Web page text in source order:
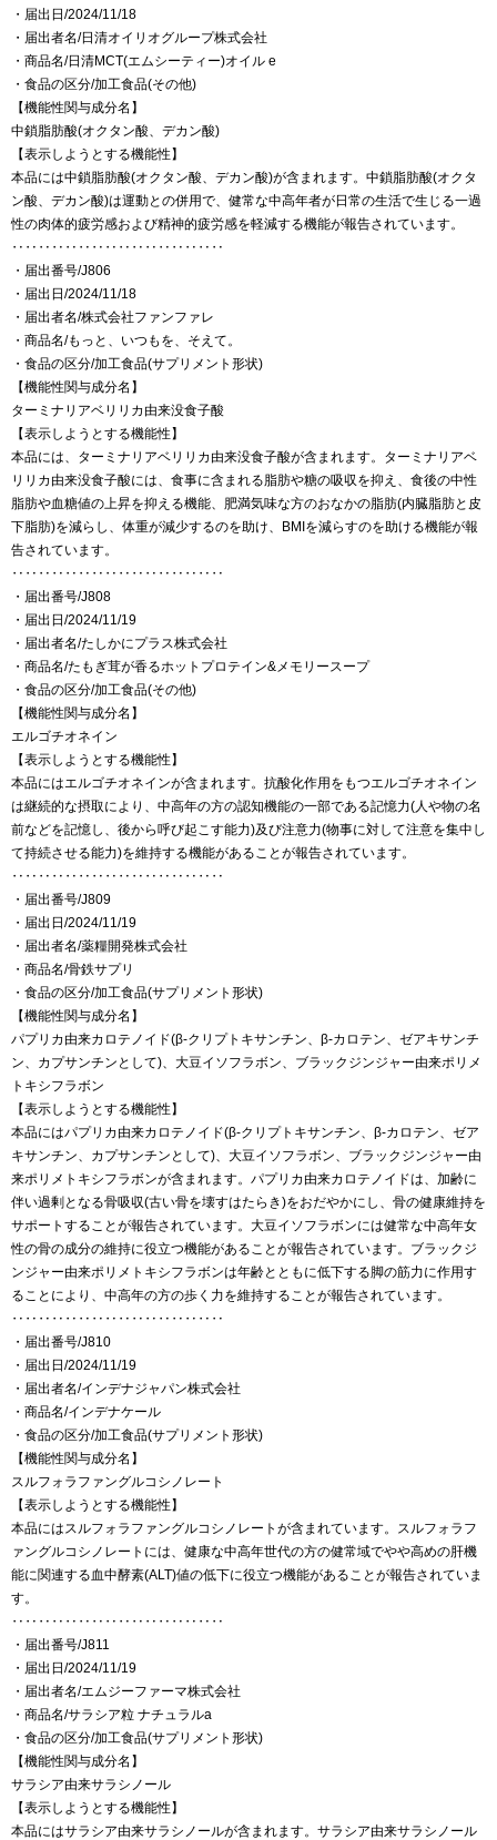
・届出日/2024/11/18
・届出者名/日清オイリオグループ株式会社
・商品名/日清MCT(エムシーティー)オイル e
・食品の区分/加工食品(その他)
【機能性関与成分名】
中鎖脂肪酸(オクタン酸、デカン酸)
【表示しようとする機能性】
本品には中鎖脂肪酸(オクタン酸、デカン酸)が含まれます。中鎖脂肪酸(オクタ
ン酸、デカン酸)は運動との併用で、健常な中高年者が日常の生活で生じる一過
性の肉体的疲労感および精神的疲労感を軽減する機能が報告されています。
‥‥‥‥‥‥‥‥‥‥‥‥‥‥‥‥
・届出番号/J806
・届出日/2024/11/18
・届出者名/株式会社ファンファレ
・商品名/もっと、いつもを、そえて。
・食品の区分/加工食品(サプリメント形状)
【機能性関与成分名】
ターミナリアベリリカ由来没食子酸
【表示しようとする機能性】
本品には、ターミナリアベリリカ由来没食子酸が含まれます。ターミナリアベ
リリカ由来没食子酸には、食事に含まれる脂肪や糖の吸収を抑え、食後の中性
脂肪や血糖値の上昇を抑える機能、肥満気味な方のおなかの脂肪(内臓脂肪と皮
下脂肪)を減らし、体重が減少するのを助け、BMIを減らすのを助ける機能が報
告されています。
‥‥‥‥‥‥‥‥‥‥‥‥‥‥‥‥
・届出番号/J808
・届出日/2024/11/19
・届出者名/たしかにプラス株式会社
・商品名/たもぎ茸が香るホットプロテイン&メモリースープ
・食品の区分/加工食品(その他)
【機能性関与成分名】
エルゴチオネイン
【表示しようとする機能性】
本品にはエルゴチオネインが含まれます。抗酸化作用をもつエルゴチオネイン
は継続的な摂取により、中高年の方の認知機能の一部である記憶力(人や物の名
前などを記憶し、後から呼び起こす能力)及び注意力(物事に対して注意を集中し
て持続させる能力)を維持する機能があることが報告されています。
‥‥‥‥‥‥‥‥‥‥‥‥‥‥‥‥
・届出番号/J809
・届出日/2024/11/19
・届出者名/薬糧開発株式会社
・商品名/骨鉄サプリ
・食品の区分/加工食品(サプリメント形状)
【機能性関与成分名】
パプリカ由来カロテノイド(β-クリプトキサンチン、β-カロテン、ゼアキサンチ
ン、カプサンチンとして)、大豆イソフラボン、ブラックジンジャー由来ポリメ
トキシフラボン
【表示しようとする機能性】
本品にはパプリカ由来カロテノイド(β-クリプトキサンチン、β-カロテン、ゼア
キサンチン、カプサンチンとして)、大豆イソフラボン、ブラックジンジャー由
来ポリメトキシフラボンが含まれます。パプリカ由来カロテノイドは、加齢に
伴い過剰となる骨吸収(古い骨を壊すはたらき)をおだやかにし、骨の健康維持を
サポートすることが報告されています。大豆イソフラボンには健常な中高年女
性の骨の成分の維持に役立つ機能があることが報告されています。ブラックジ
ンジャー由来ポリメトキシフラボンは年齢とともに低下する脚の筋力に作用す
ることにより、中高年の方の歩く力を維持することが報告されています。
‥‥‥‥‥‥‥‥‥‥‥‥‥‥‥‥
・届出番号/J810
・届出日/2024/11/19
・届出者名/インデナジャパン株式会社
・商品名/インデナケール
・食品の区分/加工食品(サプリメント形状)
【機能性関与成分名】
スルフォラファングルコシノレート
【表示しようとする機能性】
本品にはスルフォラファングルコシノレートが含まれています。スルフォラフ
ァングルコシノレートには、健康な中高年世代の方の健常域でやや高めの肝機
能に関連する血中酵素(ALT)値の低下に役立つ機能があることが報告されていま
す。
‥‥‥‥‥‥‥‥‥‥‥‥‥‥‥‥
・届出番号/J811
・届出日/2024/11/19
・届出者名/エムジーファーマ株式会社
・商品名/サラシア粒 ナチュラルa
・食品の区分/加工食品(サプリメント形状)
【機能性関与成分名】
サラシア由来サラシノール
【表示しようとする機能性】
本品にはサラシア由来サラシノールが含まれます。サラシア由来サラシノール